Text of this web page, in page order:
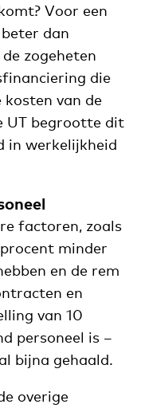
Voor een
dan
zogeheten
die
van de
UT begrootte dit
in werkelijkheid
factoren, zoals
minder
en de rem
en
van 10
personeel is –
bijna gehaald.
overige